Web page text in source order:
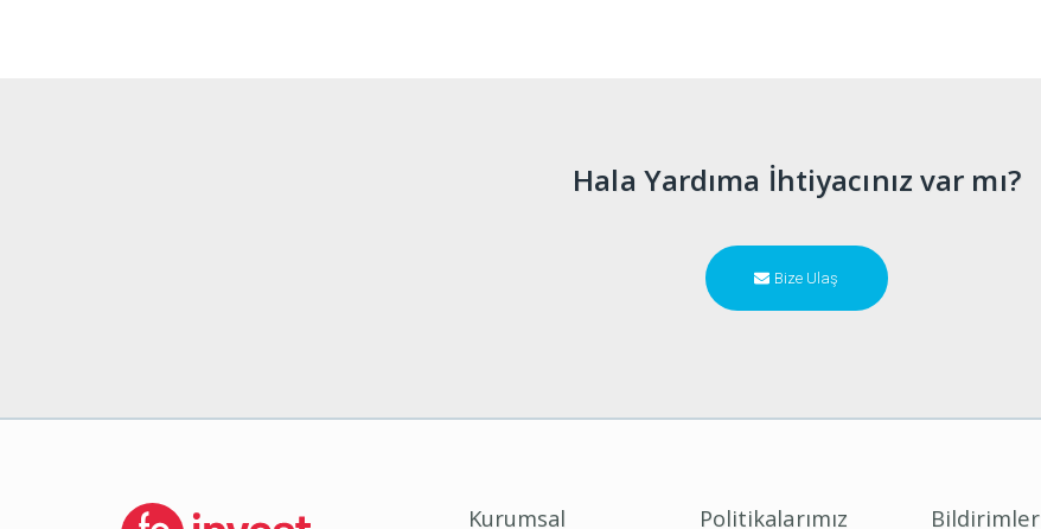
Hala Yardıma İhtiyacınız var mı?
Bize Ulaş
Kurumsal Politikalarımız Bildirimler